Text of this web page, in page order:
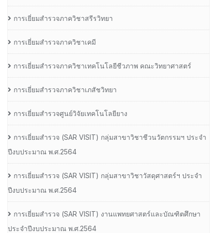
การเยี่ยมสำรวจภาควิชาสรีรวิทยา
การเยี่ยมสำรวจภาควิชาเคมี
การเยี่ยมสำรวจภาควิชาเทคโนโลยีชีวภาพ คณะวิทยาศาสตร์
การเยี่ยมสำรวจภาควิชาเภสัชวิทยา
การเยี่ยมสำรวจศูนย์วิจัยเทคโนโลยียาง
การเยี่ยมสํารวจ (SAR VISIT) กลุ่มสาขาวิชาชีวนวัตกรรมฯ ประจํา
ปีงบประมาณ พ.ศ.2564
การเยี่ยมสํารวจ (SAR VISIT) กลุ่มสาขาวิชาวัสดุศาสตร์ฯ ประจํา
ปีงบประมาณ พ.ศ.2564
การเยี่ยมสํารวจ (SAR VISIT) งานแพทยศาสตร์และบัณฑิตศึกษา
ประจําปีงบประมาณ พ.ศ.2564